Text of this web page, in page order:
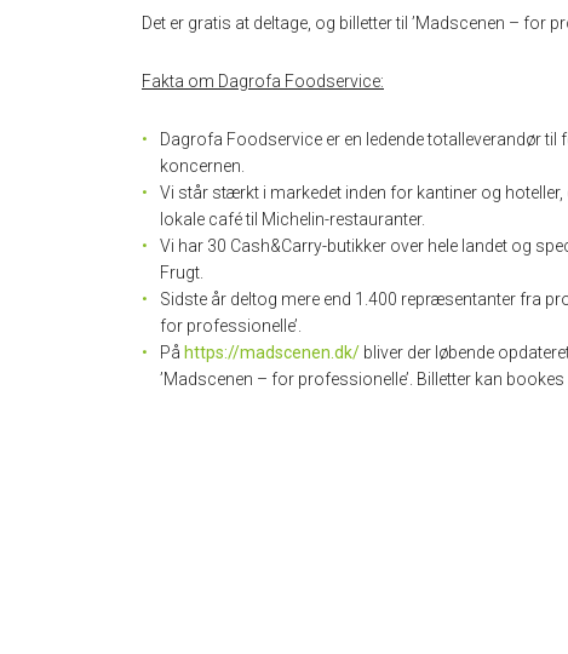
Det er gratis at deltage, og billetter til ’Madscenen – for
Fakta om Dagrofa Foodservice:
Dagrofa Foodservice er en ledende totalleverandør
koncernen.
Vi står stærkt i markedet inden for kantiner og
lokale café til Michelin-restauranter.
Vi har 30 Cash&Carry-butikker over hele landet og
Frugt.
Sidste år deltog mere end 1.400 repræsentanter fra
for professionelle’.
På https://madscenen.dk/ bliver der løbende
’Madscenen – for professionelle’. Billetter kan